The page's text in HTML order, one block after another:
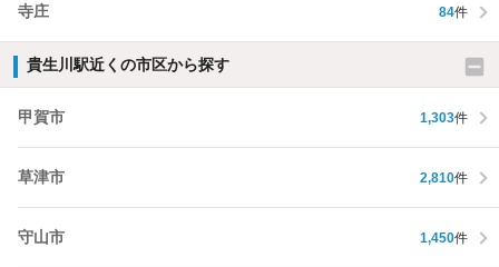
寺庄 84件
貴生川駅近くの市区から探す
甲賀市 1,303件
草津市 2,810件
守山市 1,450件